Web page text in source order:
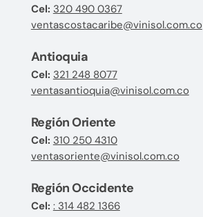
Cel: 320 490 0367
ventascostacaribe@vinisol.com.co
Antioquia
Cel: 321 248 8077
ventasantioquia@vinisol.com.co
Región Oriente
Cel: 310 250 4310
ventasoriente@vinisol.com.co
Región Occidente
Cel: : 314 482 1366